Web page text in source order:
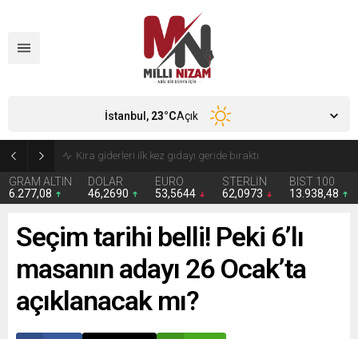
GRAM ALTIN
6.277,08
DOLAR
46,2690
EURO
53,5644
STERLİN
62,0973
BIST 100
13.938,48
İstanbul, 23°CAçık
Seçim tarihi belli! Peki 6’lı
masanın adayı 26 Ocak’ta
açıklanacak mı?